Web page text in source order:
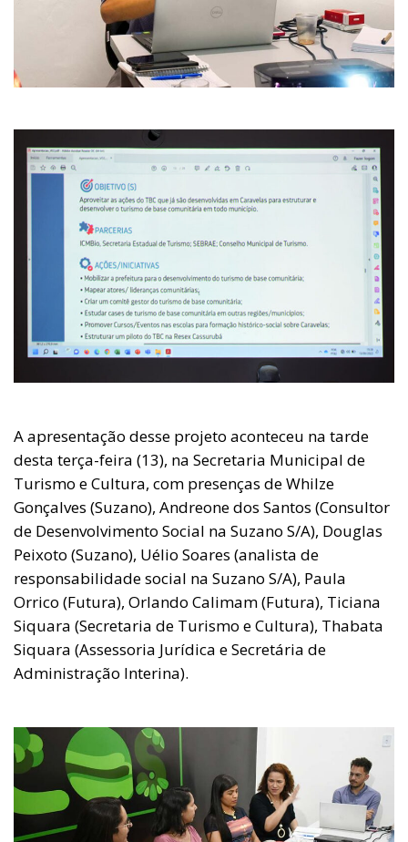
A apresentação desse projeto aconteceu na tarde
desta terça-feira (13), na Secretaria Municipal de
Turismo e Cultura, com presenças de Whilze
Gonçalves (Suzano), Andreone dos Santos (Consultor
de Desenvolvimento Social na Suzano S/A), Douglas
Peixoto (Suzano), Uélio Soares (analista de
responsabilidade social na Suzano S/A), Paula
Orrico (Futura), Orlando Calimam (Futura), Ticiana
Siquara (Secretaria de Turismo e Cultura), Thabata
Siquara (Assessoria Jurídica e Secretária de
Administração Interina).